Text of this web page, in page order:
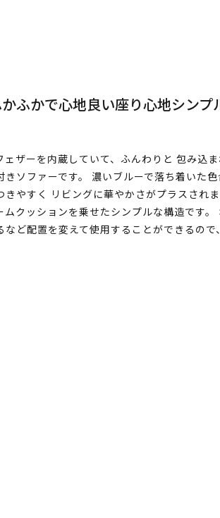
ふかで心地良い座り心地シンプ
ザーを内蔵していて、ふんわりと 包み込
ソファーです。 濃いブルーで落ち着いた
やすく リビングに華やかさがプラスされ
クッションを乗せたシンプルな構造です。
ど配置を変えて使用することができるので